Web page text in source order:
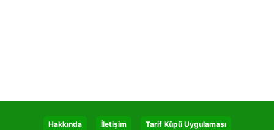
Hakkında İletişim Tarif Küpü Uygulaması